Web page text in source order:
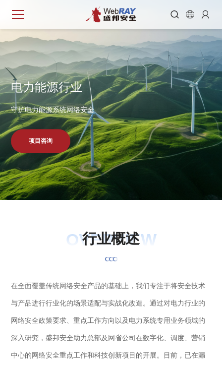
  
电力能源行业
守护电力能源系统网络安全
项目咨询
OVERVIEW
行业概述
在全面覆盖传统网络安全产品的基础上，我们专注于将安全技术
与产品进行行业化的场景适配与实战化改造。通过对电力行业的
网络安全政策要求、重点工作方向以及电力系统专用业务领域的
深入研究，盛邦安全助力总部及网省公司在数字化、调度、营销
中心的网络安全重点工作和科技创新项目的开展。目前，已在漏